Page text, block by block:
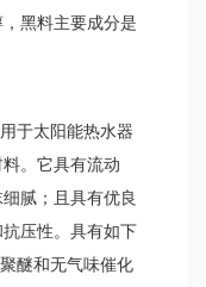
黑料主要成分是
于太阳能热水器
。它具有流动
腻；且具有优良
压性。具有如下
醚和无气味催化